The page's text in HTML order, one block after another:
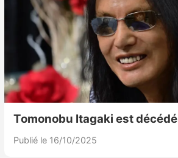
Tomonobu Itagaki est décédé
Publié le 16/10/2025